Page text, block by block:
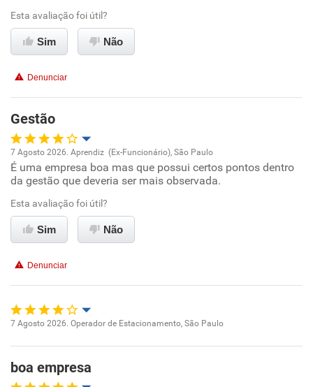
Conciliação com a vida familiar
Benefícios
Esta avaliação foi útil?
Sim Não
Denunciar
Gestão
Oportunidade de promoção
Ambiente de trabalho
Conciliação com a vida familiar
Recomenda esta empresa
7 Agosto 2026. Aprendiz (Ex-Funcionário), São Paulo
É uma empresa boa mas que possui certos pontos dentro
da gestão que deveria ser mais observada.
Esta avaliação foi útil?
Sim Não
Denunciar
Ambiente de trabalho
7 Agosto 2026. Operador de Estacionamento, São Paulo
boa empresa